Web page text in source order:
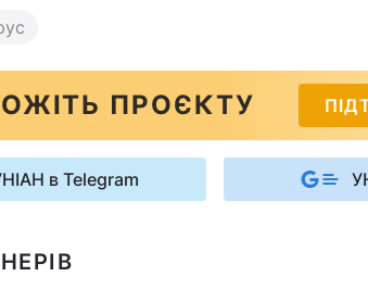
ПРОЄКТУ
в Telegram